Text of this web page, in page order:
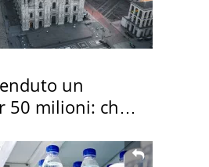
un
50 milioni: chi